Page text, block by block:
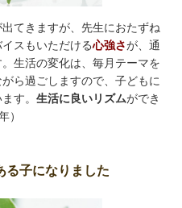
てきますが、先生におたずね
イスもいただける心強さが、通
生活の変化は、毎月テーマを
ら過ごしますので、子どもに
す。 生活に良いリズムができ
）
る子になりました